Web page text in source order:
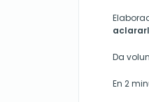
Da
En 2